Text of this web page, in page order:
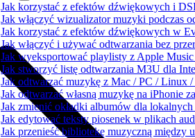
Jak korzystać z efektów dźwiękowych i
Jak włączyć wizualizator muzyki podczas
Jak korzystać z efektów dźwiękowych w
Jak włączyć i używać odtwarzania bez
Jak wyeksportować playlisty z Apple
Jak stworzyć listę odtwarzania M3U dla
Jak odtwarzać muzykę z Mac / PC /
Jak odtwarzać własną muzykę na iPhonie
Jak zmienić okładki albumów dla
Jak edytować teksty piosenek w plikach
Jak przenieść bibliotekę muzyczną